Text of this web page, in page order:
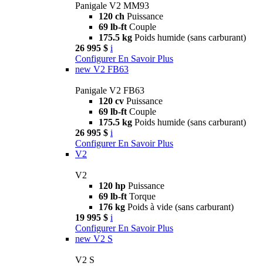
Panigale V2 MM93
120 ch Puissance
69 lb-ft Couple
175.5 kg Poids humide (sans carburant)
26 995 $ i
Configurer En Savoir Plus
new V2 FB63
Panigale V2 FB63
120 cv Puissance
69 lb-ft Couple
175.5 kg Poids humide (sans carburant)
26 995 $ i
Configurer En Savoir Plus
V2
V2
120 hp Puissance
69 lb-ft Torque
176 kg Poids à vide (sans carburant)
19 995 $ i
Configurer En Savoir Plus
new V2 S
V2 S